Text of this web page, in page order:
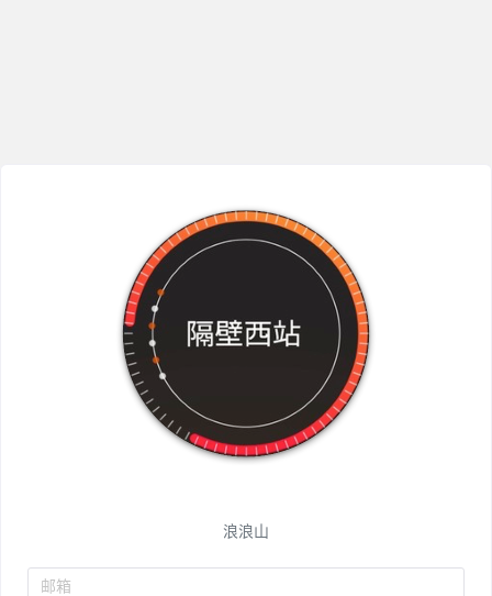
浪浪山
邮箱